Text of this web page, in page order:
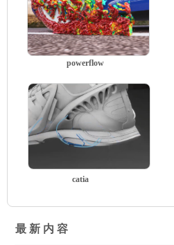
powerflow
catia
最 新 内 容